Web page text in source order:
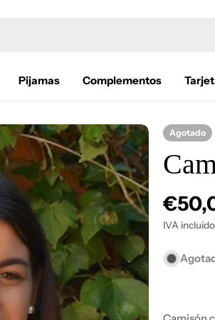
Pijamas Complementos
Abrir
Agotado
IVA